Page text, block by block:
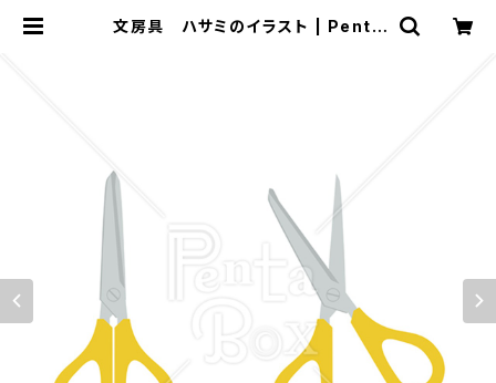
文房具 ハサミのイラスト | Penta